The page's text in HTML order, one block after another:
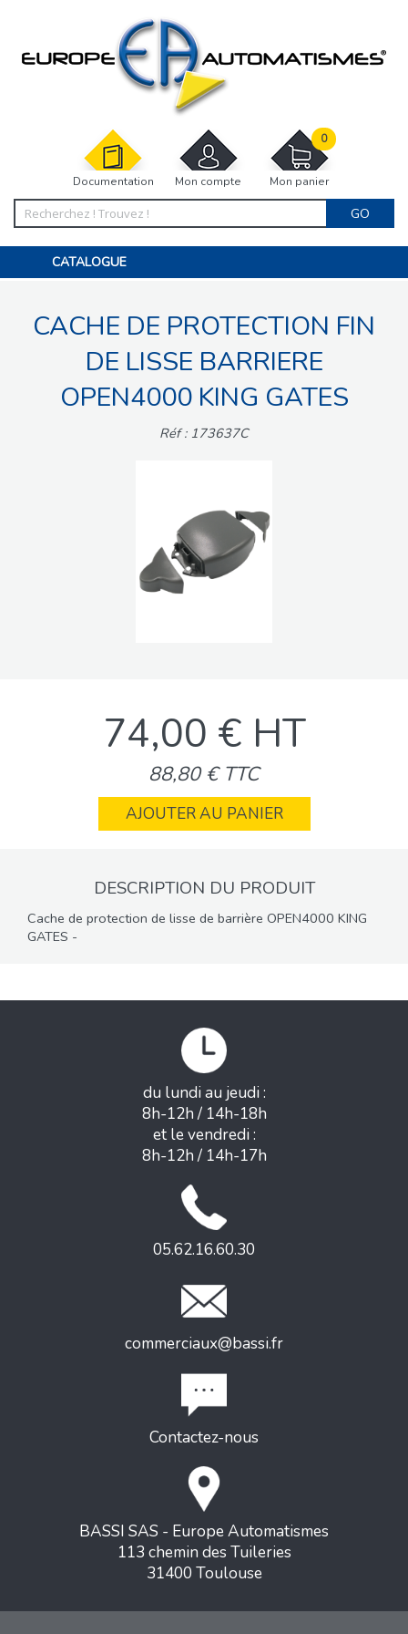
Documentation Mon compte Mon panier
0
GO
CATALOGUE
MOTORISATIONS
ACCESSOIRES ET ELECTRONIQUES
INTERPHONES VISIOPHONES
CACHE DE PROTECTION FIN
DE LISSE BARRIERE
OPEN4000 KING GATES
Réf : 173637C
74,00 € HT
88,80 € TTC
AJOUTER AU PANIER
DESCRIPTION DU PRODUIT
Cache de protection de lisse de barrière OPEN4000 KING
GATES -
du lundi au jeudi :
8h-12h / 14h-18h
et le vendredi :
8h-12h / 14h-17h
05.62.16.60.30
commerciaux@bassi.fr
Contactez-nous
BASSI SAS - Europe Automatismes
113 chemin des Tuileries
31400 Toulouse